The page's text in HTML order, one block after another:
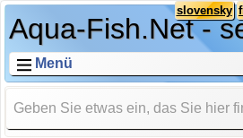
Aqua-Fish.Net -
slovensky
Menü